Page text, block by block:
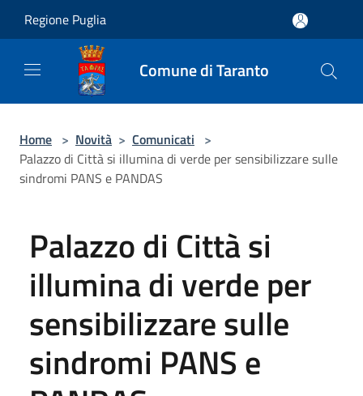
Regione Puglia
Comune di Taranto
Home > Novità > Comunicati >
Palazzo di Città si illumina di verde per sensibilizzare sulle
sindromi PANS e PANDAS
Palazzo di Città si
illumina di verde per
sensibilizzare sulle
sindromi PANS e